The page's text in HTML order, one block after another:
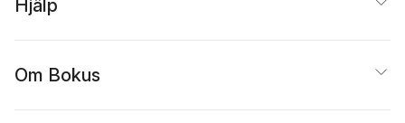
Hjälp
Om Bokus